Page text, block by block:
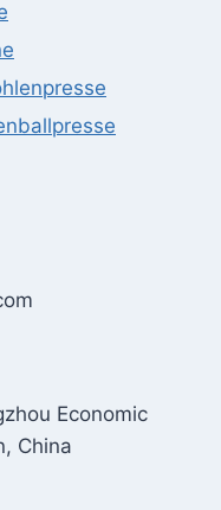
Economic
China